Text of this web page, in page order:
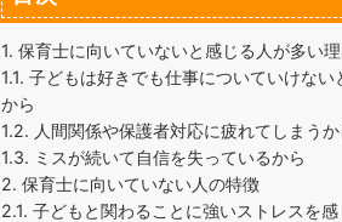
1. 保育士に向いていないと感じる人が多い
1.1. 子どもは好きでも仕事についていけない
から
1.2. 人間関係や保護者対応に疲れてしまうか
1.3. ミスが続いて自信を失っているから
2. 保育士に向いていない人の特徴
2.1. 子どもと関わることに強いストレスを感